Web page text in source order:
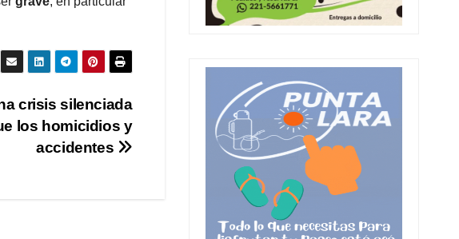
crisis silenciada
los homicidios y
accidentes